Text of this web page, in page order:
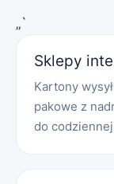
„`
Sklepy
Kartony
pakowe z
do